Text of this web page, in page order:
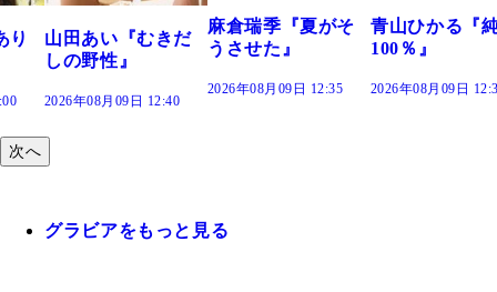
だ
麻倉瑞季『夏がそ
うさせた』
青山ひかる『純度
100％』
2026年08月09日 12:30
次へ
グラビアをもっと見る